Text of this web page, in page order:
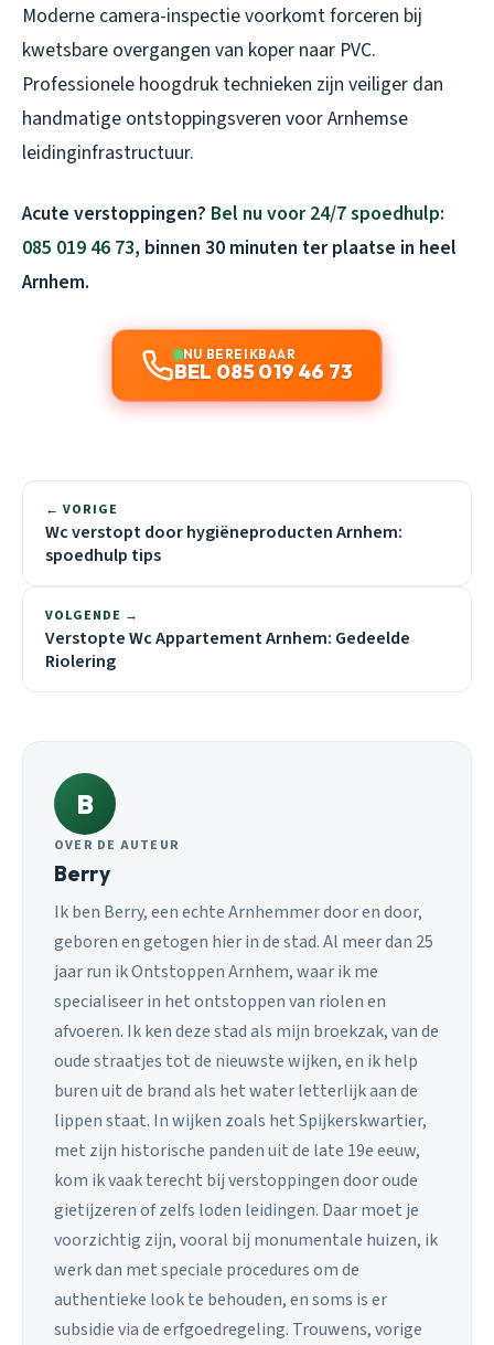
Moderne camera-inspectie voorkomt forceren bij
kwetsbare overgangen van koper naar PVC.
Professionele hoogdruk technieken zijn veiliger dan
handmatige ontstoppingsveren voor Arnhemse
leidinginfrastructuur.
Acute verstoppingen? Bel nu voor 24/7 spoedhulp:
085 019 46 73, binnen 30 minuten ter plaatse in heel
Arnhem.
NU BEREIKBAAR
BEL 085 019 46 73
← VORIGE
Wc verstopt door hygiëneproducten Arnhem:
spoedhulp tips
VOLGENDE →
Verstopte Wc Appartement Arnhem: Gedeelde
Riolering
B
OVER DE AUTEUR
Berry
Ik ben Berry, een echte Arnhemmer door en door,
geboren en getogen hier in de stad. Al meer dan 25
jaar run ik Ontstoppen Arnhem, waar ik me
specialiseer in het ontstoppen van riolen en
afvoeren. Ik ken deze stad als mijn broekzak, van de
oude straatjes tot de nieuwste wijken, en ik help
buren uit de brand als het water letterlijk aan de
lippen staat. In wijken zoals het Spijkerskwartier,
met zijn historische panden uit de late 19e eeuw,
kom ik vaak terecht bij verstoppingen door oude
gietijzeren of zelfs loden leidingen. Daar moet je
voorzichtig zijn, vooral bij monumentale huizen, ik
werk dan met speciale procedures om de
authentieke look te behouden, en soms is er
subsidie via de erfgoedregeling. Trouwens, vorige